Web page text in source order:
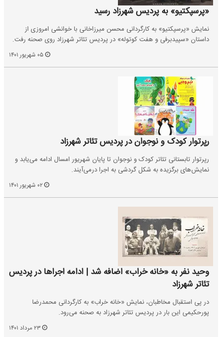
«پرسپکتیو» به پردیس شهرزاد رسید
نمایش «پرسپکتیو» به کارگردانی محسن میرزاخانی با خوانشی امروزی از
داستان «سپیدبرفی و هفت کوتوله» در پردیس تئاتر شهرزاد روی صحنه رفت.
رپرتوار کودک و نوجوان در پردیس تئاتر شهرزاد
رپرتوار تابستانی تئاتر کودک و نوجوان تا پایان شهریور امسال ادامه می‌یابد و
نمایش‌های برگزیده به شکل گردشی به اجرا درمی‌آیند.
وحید نفر به «خانه خراب» اضافه شد | ادامه اجراها در پردیس
تئاتر شهرزاد
در پی استقبال مخاطبان، نمایش «خانه خراب» به کارگردانی محمدرضا
پورحکیمی این بار در پردیس تئاتر شهرزاد به صحنه می‌رود.